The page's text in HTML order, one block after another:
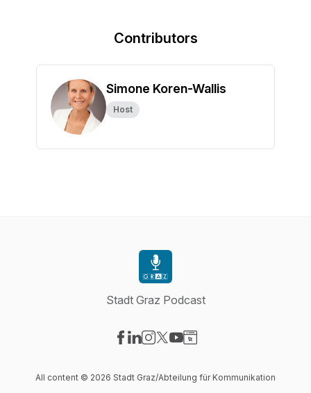
Contributors
Simone Koren-Wallis
Host
Stadt Graz Podcast
All content © 2026 Stadt Graz/Abteilung für Kommunikation